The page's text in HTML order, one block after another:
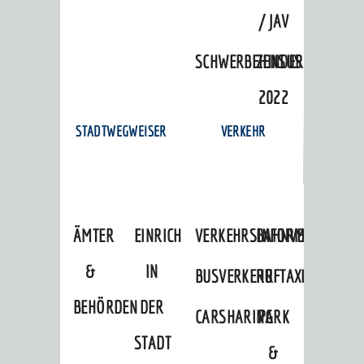
/ JAV
ZENSUS
2022
STADTWEGWEISER
ÄMTER
&
BEHÖRDEN
EINRICHTUNGEN
IN
DER
STADT
VERKEHR
VERKEHRSINFORMATIONEN
BAHNVERKEHR
BUSVERKEHRRUFTAXI
CARSHARINGPARK
&